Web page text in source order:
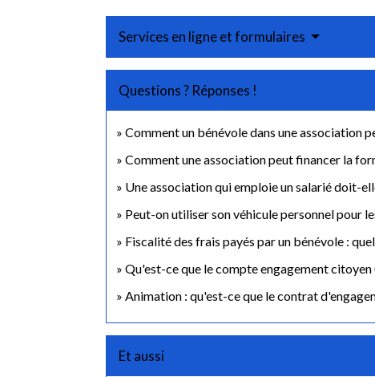
Services en ligne et formulaires
Questions ? Réponses !
Comment un bénévole dans une association
Comment une association peut financer la
Une association qui emploie un salarié doit-
Peut-on utiliser son véhicule personnel pour
Fiscalité des frais payés par un bénévole :
Qu'est-ce que le compte engagement citoyen
Animation : qu'est-ce que le contrat
Et aussi